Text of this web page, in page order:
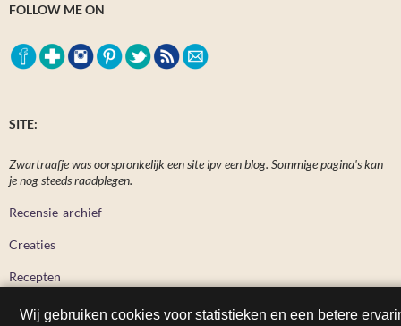
FOLLOW ME ON
SITE:
Zwartraafje was oorspronkelijk een site ipv een blog. Sommige pagina's kan
je nog steeds raadplegen.
Recensie-archief
Creaties
Recepten
Wij gebruiken cookies voor statistieken en een betere